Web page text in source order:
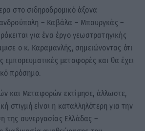
στο σιδηροδρομικό άξονα
– Καβάλα – Μπουργκάς –
για ένα έργο γεωστρατηγικής
ο κ. Καραμανλής, σημειώνοντας ότι
μεταφορές και θα έχει
πρόσημο.
και Μεταφορών εκτίμησε, άλλωστε,
στιγμή είναι η καταλληλότερη για την
της συνεργασίας Ελλάδας –